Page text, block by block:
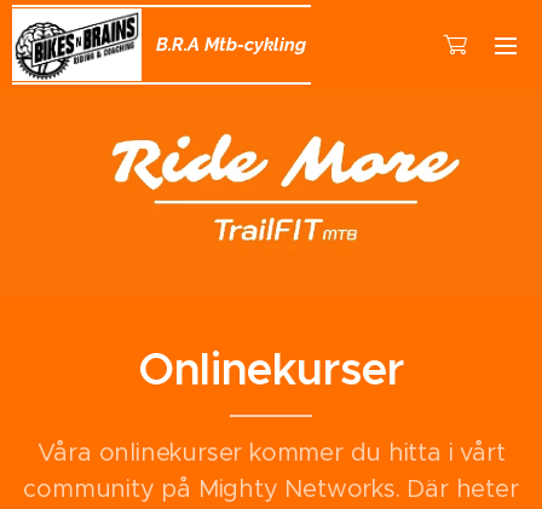
B.R.A Mtb-cykling
Onlinekurser
Våra onlinekurser kommer du hitta i vårt
community på Mighty Networks. Där heter